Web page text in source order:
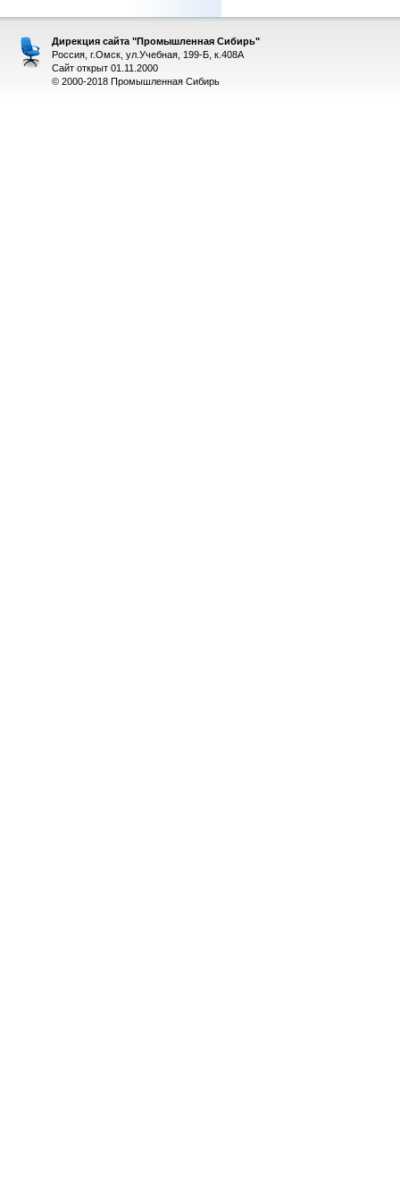
Дирекция сайта "Промышленная Сибирь"
Россия, г.Омск, ул.Учебная, 199-Б, к.408А
Сайт открыт 01.11.2000
© 2000-2018 Промышленная Сибирь